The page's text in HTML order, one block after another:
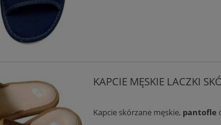
KAPCIE MĘSKIE LACZKI
Kapcie skórzane męskie, pantofle